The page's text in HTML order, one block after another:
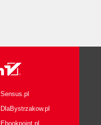
Sensus.pl
DlaBystrzakow.pl
Ebookpoint.pl